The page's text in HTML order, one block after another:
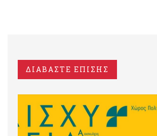
ΔΙΑΒΑΣΤΕ ΕΠΙΣΗΣ